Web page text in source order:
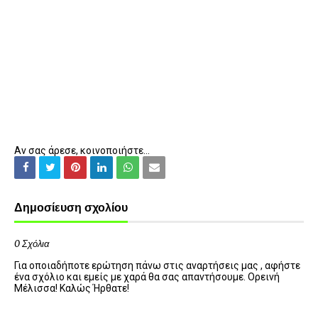
Αν σας άρεσε, κοινοποιήστε...
Δημοσίευση σχολίου
0 Σχόλια
Για οποιαδήποτε ερώτηση πάνω στις αναρτήσεις μας , αφήστε
ένα σχόλιο και εμείς με χαρά θα σας απαντήσουμε. Ορεινή
Μέλισσα! Καλώς Ήρθατε!